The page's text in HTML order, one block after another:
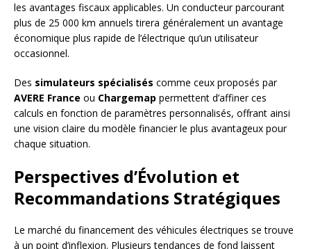
les avantages fiscaux applicables. Un conducteur parcourant
plus de 25 000 km annuels tirera généralement un avantage
économique plus rapide de l’électrique qu’un utilisateur
occasionnel.
Des simulateurs spécialisés comme ceux proposés par
AVERE France ou Chargemap permettent d’affiner ces
calculs en fonction de paramètres personnalisés, offrant ainsi
une vision claire du modèle financier le plus avantageux pour
chaque situation.
Perspectives d’Évolution et
Recommandations Stratégiques
Le marché du financement des véhicules électriques se trouve
à un point d’inflexion. Plusieurs tendances de fond laissent